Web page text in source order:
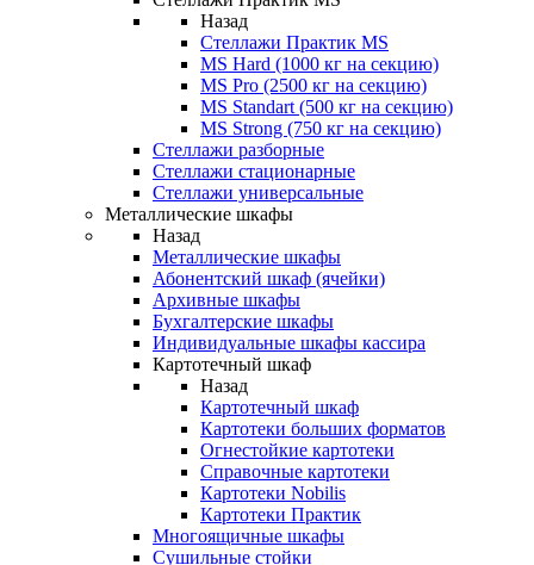
Назад
Стеллажи Практик MS
MS Hard (1000 кг на секцию)
MS Pro (2500 кг на секцию)
MS Standart (500 кг на секцию)
MS Strong (750 кг на секцию)
Стеллажи разборные
Стеллажи стационарные
Стеллажи универсальные
Металлические шкафы
Назад
Металлические шкафы
Абонентский шкаф (ячейки)
Архивные шкафы
Бухгалтерские шкафы
Индивидуальные шкафы кассира
Картотечный шкаф
Назад
Картотечный шкаф
Картотеки больших форматов
Огнестойкие картотеки
Справочные картотеки
Картотеки Nobilis
Картотеки Практик
Многоящичные шкафы
Сушильные стойки